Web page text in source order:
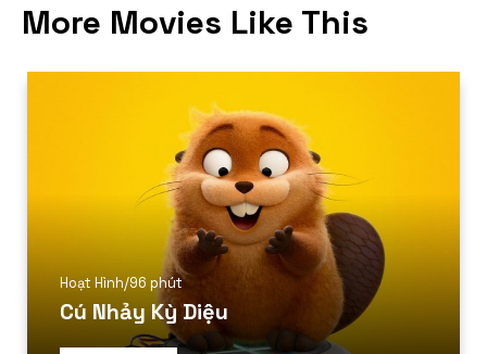
More Movies Like This
Hoạt Hình/96 phút
Cú Nhảy Kỳ Diệu